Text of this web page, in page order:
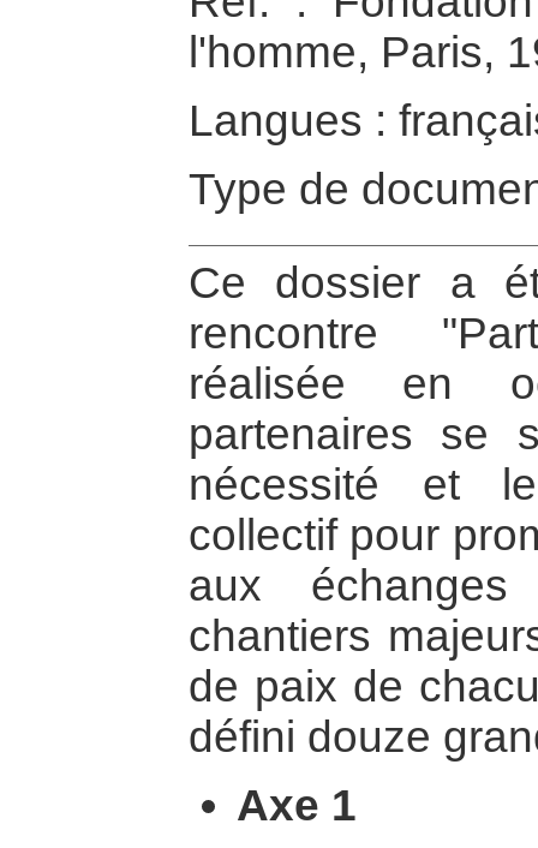
l'homme, Paris,
Langues :
Type de
Ce dossier a
rencontre
réalisée en
partenaires se
nécessité et
collectif pour
aux
chantiers
de paix de
défini douze
Axe 1